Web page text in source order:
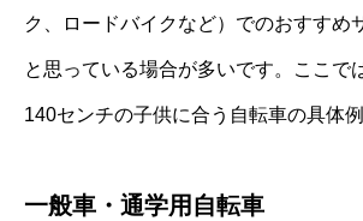
ク、ロードバイクなど）でのおすすめ
と思っている場合が多いです。ここで
140センチの子供に合う自転車の具体例
一般車・通学用自転車